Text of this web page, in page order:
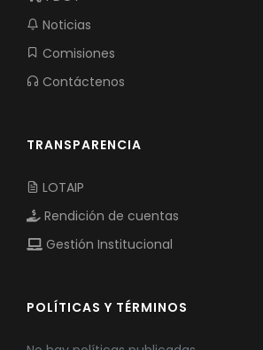
Noticias
Comisiones
Contáctenos
TRANSPARENCIA
LOTAIP
Rendición de cuentas
Gestión Institucional
POLÍTICAS Y TÉRMINOS